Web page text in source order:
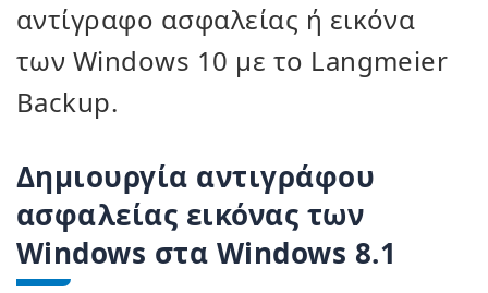
αντίγραφο ασφαλείας ή εικόνα
των Windows 10 με το Langmeier
Backup.
Δημιουργία αντιγράφου
ασφαλείας εικόνας των
Windows στα Windows 8.1